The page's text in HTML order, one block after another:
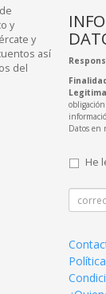
y
y
así
del
Datos en
He